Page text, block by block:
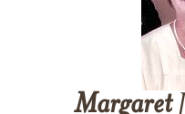
Margaret